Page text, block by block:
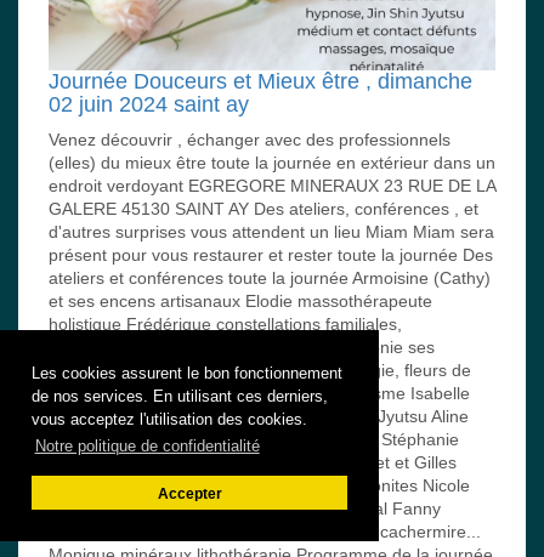
Les cookies assurent le bon fonctionnement
de nos services. En utilisant ces derniers,
vous acceptez l'utilisation des cookies.
Notre politique de confidentialité
Accepter
Journée Douceurs et Mieux être , dimanche
02 juin 2024 saint ay
Venez découvrir , échanger avec des professionnels
(elles) du mieux être toute la journée en extérieur dans un
endroit verdoyant EGREGORE MINERAUX 23 RUE DE LA
GALERE 45130 SAINT AY Des ateliers, conférences , et
d'autres surprises vous attendent un lieu Miam Miam sera
présent pour vous restaurer et rester toute la journée Des
ateliers et conférences toute la journée Armoisine (Cathy)
et ses encens artisanaux Elodie massothérapeute
holistique Frédérique constellations familiales,
psychogénéalogie, sens des maladies Sidonie ses
créations en mosa¨ïque Mériem numérologie, fleurs de
bach Ophélie soins énergétiques /magnétisme Isabelle
Médium, contacts défunts Sandra Jin Shin Jyutsu Aline
Hypnose Aldjia déprogrammation cellulaire Stéphanie
périnalité, psychogénéalogie, gériatrie Annet et Gilles
miels de sologne Pascal ses créations orgonites Nicole
"Association les Petits Cartables du Sénégal Fanny
savonnière Jean Claude ses produits soie, cachermire...